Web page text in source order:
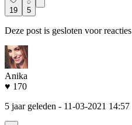
19 5
Deze post is gesloten voor reacties
Anika
♥ 170
5 jaar geleden - 11-03-2021 14:57